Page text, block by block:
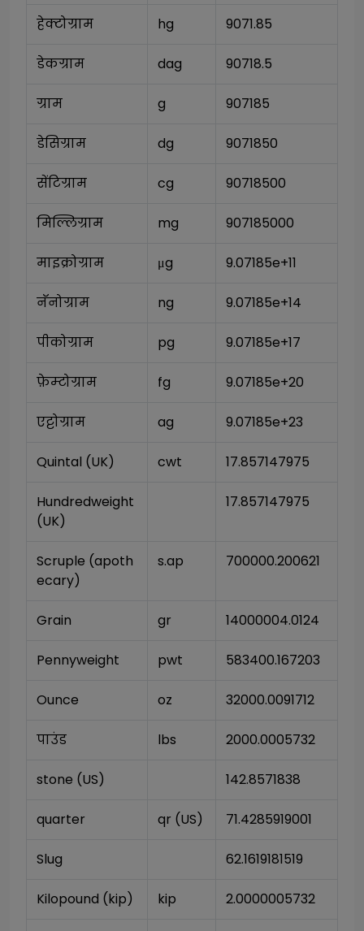
हेक्टोग्राम hg 9071.85
डेकग्राम dag 90718.5
ग्राम g 907185
डेसिग्राम dg 9071850
सेंटिग्राम cg 90718500
मिल्लिग्राम mg 907185000
माइक्रोग्राम μg 9.07185e+11
नॅनोग्राम ng 9.07185e+14
पीकोग्राम pg 9.07185e+17
फ़ेम्टोग्राम fg 9.07185e+20
एट्टोग्राम ag 9.07185e+23
Quintal (UK) cwt 17.857147975
Hundredweight
(UK)
17.857147975
Scruple (apoth
ecary)
s.ap 700000.200621
Grain gr 14000004.0124
Pennyweight pwt 583400.167203
Ounce oz 32000.0091712
पाउंड lbs 2000.0005732
stone (US) 142.8571838
quarter qr (US) 71.4285919001
Slug 62.1619181519
Kilopound (kip) kip 2.0000005732